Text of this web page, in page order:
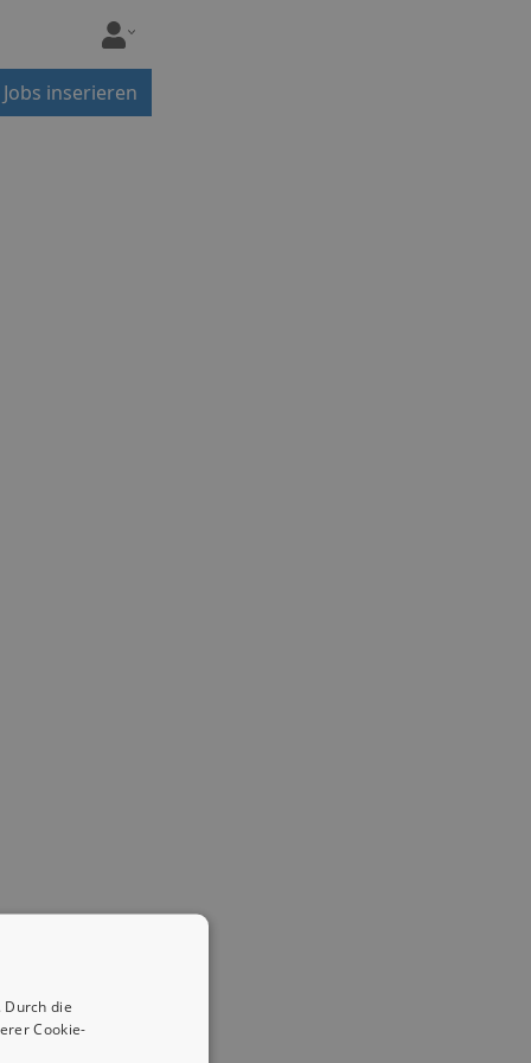
Jobs inserieren
die
Cookie-